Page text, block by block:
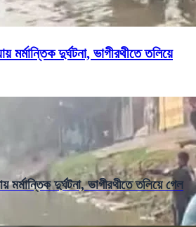
দুর্ঘটনা, ভাগীরথীতে তলিয়ে
দুর্ঘটনা, ভাগীরথীতে তলিয়ে গেল